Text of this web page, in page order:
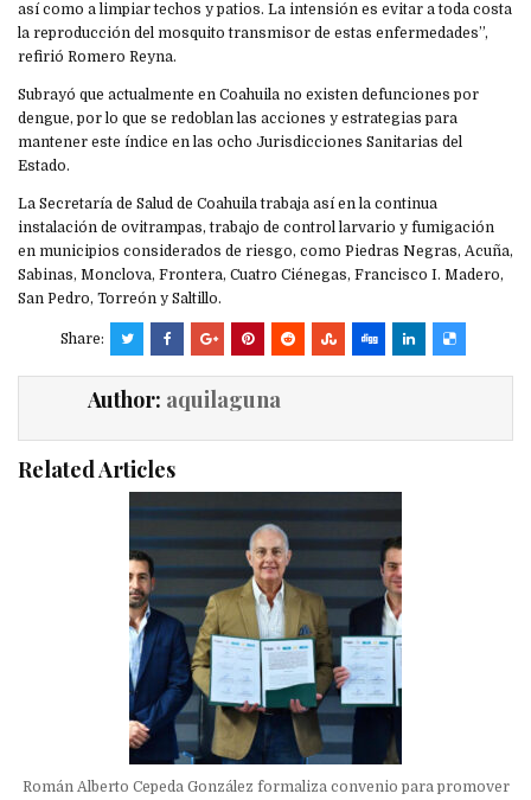
así como a limpiar techos y patios. La intensión es evitar a toda costa
la reproducción del mosquito transmisor de estas enfermedades”,
refirió Romero Reyna.
Subrayó que actualmente en Coahuila no existen defunciones por
dengue, por lo que se redoblan las acciones y estrategias para
mantener este índice en las ocho Jurisdicciones Sanitarias del
Estado.
La Secretaría de Salud de Coahuila trabaja así en la continua
instalación de ovitrampas, trabajo de control larvario y fumigación
en municipios considerados de riesgo, como Piedras Negras, Acuña,
Sabinas, Monclova, Frontera, Cuatro Ciénegas, Francisco I. Madero,
San Pedro, Torreón y Saltillo.
Share:
Author: aquilaguna
Related Articles
Román Alberto Cepeda González formaliza convenio para promover